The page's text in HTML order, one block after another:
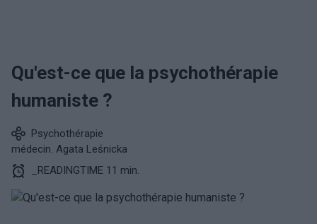
Qu'est-ce que la psychothérapie
humaniste ?
Psychothérapie
médecin. Agata Leśnicka
_READINGTIME 11 min.